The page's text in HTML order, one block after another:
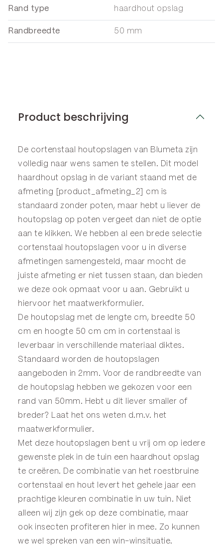
Rand type haardhout opslag
Randbreedte 50 mm
Product beschrijving
De cortenstaal houtopslagen van Blumeta zijn
volledig naar wens samen te stellen. Dit model
haardhout opslag in de variant staand met de
afmeting [product_afmeting_2] cm is
standaard zonder poten, maar hebt u liever de
houtopslag op poten vergeet dan niet de optie
aan te klikken. We hebben al een brede selectie
cortenstaal houtopslagen voor u in diverse
afmetingen samengesteld, maar mocht de
juiste afmeting er niet tussen staan, dan bieden
we deze ook opmaat voor u aan. Gebruikt u
hiervoor het maatwerkformulier.
De houtopslag met de lengte cm, breedte 50
cm en hoogte 50 cm cm in cortenstaal is
leverbaar in verschillende materiaal diktes.
Standaard worden de houtopslagen
aangeboden in 2mm. Voor de randbreedte van
de houtopslag hebben we gekozen voor een
rand van 50mm. Hebt u dit liever smaller of
breder? Laat het ons weten d.m.v. het
maatwerkformulier.
Met deze houtopslagen bent u vrij om op iedere
gewenste plek in de tuin een haardhout opslag
te creëren. De combinatie van het roestbruine
cortenstaal en hout levert het gehele jaar een
prachtige kleuren combinatie in uw tuin. Niet
alleen wij zijn gek op deze combinatie, maar
ook insecten profiteren hier in mee. Zo kunnen
we wel spreken van een win-winsituatie.